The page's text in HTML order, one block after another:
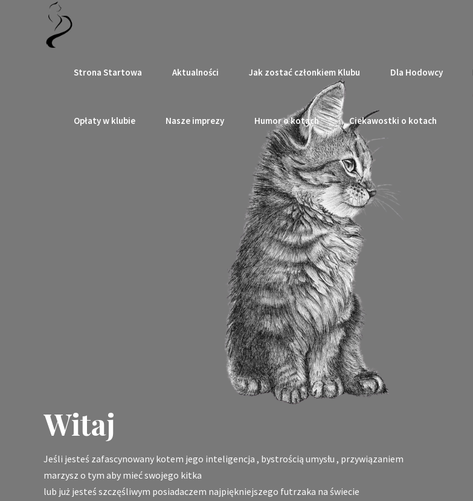
Strona Startowa Aktualności Jak zostać członkiem Klubu Dla Hodowcy
Opłaty w klubie Nasze imprezy Humor o kotach Ciekawostki o kotach
Witaj
Jeśli jesteś zafascynowany kotem jego inteligencja , bystrością umysłu , przywiązaniem
marzysz o tym aby mieć swojego kitka
lub już jesteś szczęśliwym posiadaczem najpiękniejszego futrzaka na świecie